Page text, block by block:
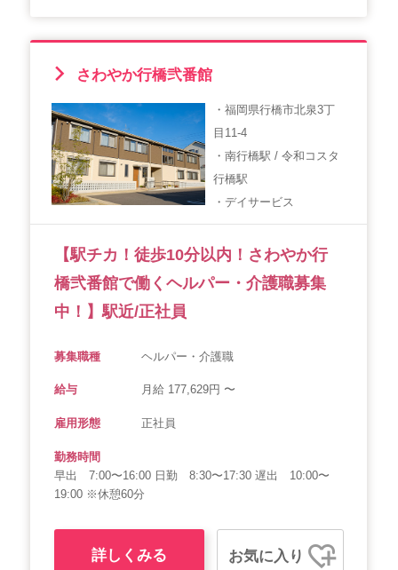
さわやか行橋弐番館
・福岡県行橋市北泉3丁
目11-4
・南行橋駅 / 令和コスタ
行橋駅
・デイサービス
【駅チカ！徒歩10分以内！さわやか行
橋弐番館で働くヘルパー・介護職募集
中！】駅近/正社員
募集職種 ヘルパー・介護職
給与 月給 177,629円 〜
雇用形態 正社員
勤務時間
早出 7:00〜16:00 日勤 8:30〜17:30 遅出 10:00〜
19:00 ※休憩60分
詳しくみる お気に入り